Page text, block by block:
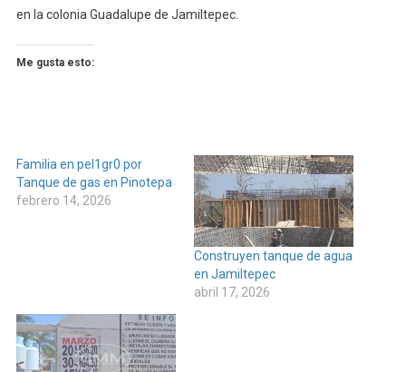
en la colonia Guadalupe de Jamiltepec.
Me gusta esto:
Familia en pel1gr0 por
Tanque de gas en Pinotepa
febrero 14, 2026
Construyen tanque de agua
en Jamiltepec
abril 17, 2026